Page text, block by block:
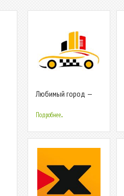
Любимый город —
Подробнее...